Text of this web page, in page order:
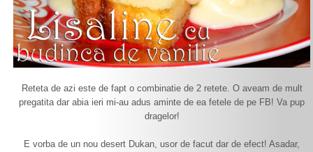
Reteta de azi este de fapt o combinatie de 2 retete. O aveam de mult
pregatita dar abia ieri mi-au adus aminte de ea fetele de pe FB! Va pup
dragelor!
E vorba de un nou desert Dukan, usor de facut dar de efect! Asadar,